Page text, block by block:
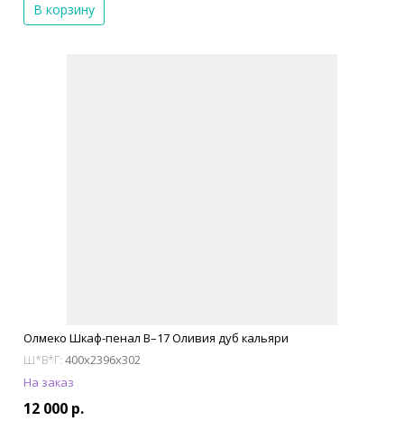
В корзину
Олмеко Шкаф-пенал В–17 Оливия дуб кальяри
Ш*В*Г: 400x2396x302
На заказ
12 000 р.